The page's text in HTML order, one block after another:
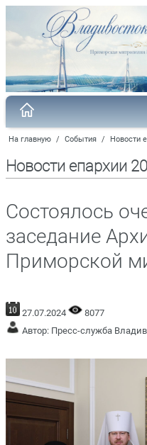
На главную / События / Новости
Новости епархии
Состоялось
заседание
Приморской
27.07.2024
8077
Автор: Пресс-служба